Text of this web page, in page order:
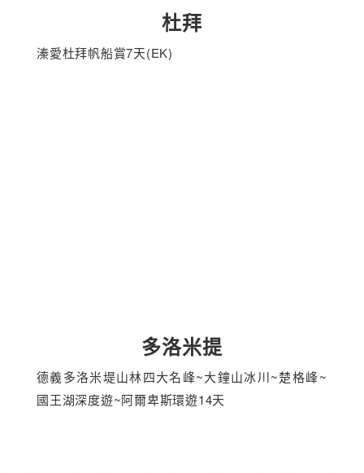
杜拜
溱愛杜拜帆船賞7天(EK)
多洛米提
德義多洛米堤山林四大名峰~大鐘山冰川~楚格峰~
國王湖深度遊~阿爾卑斯環遊14天